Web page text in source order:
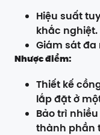
Hiệu suất
khắc nghiệt.
Giám sát đa
Nhược điểm:
Thiết kế
lắp đặt ở
Bảo trì
thành phần